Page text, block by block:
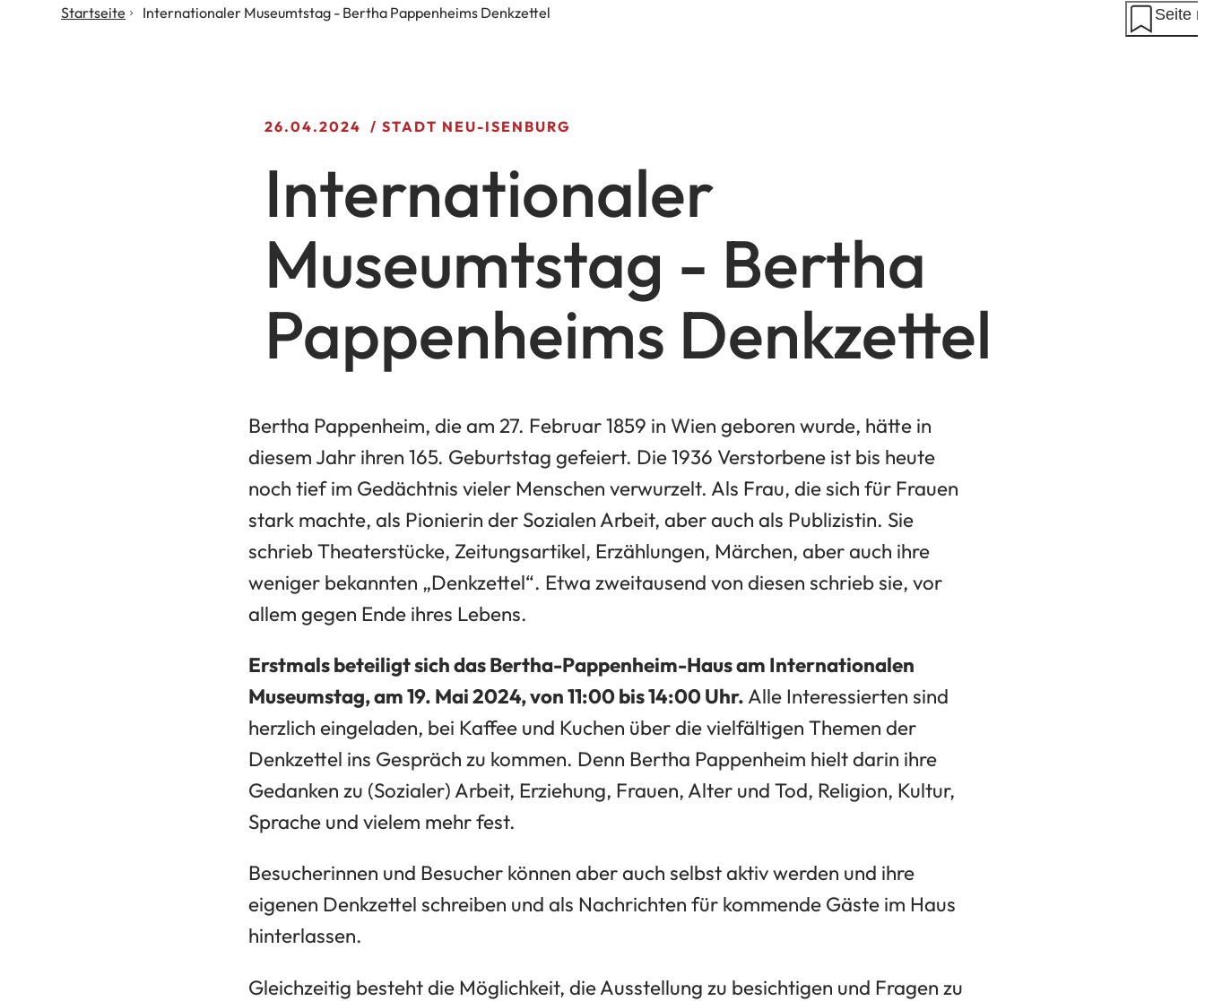
Startseite Internationaler Museumtstag - Bertha Pappenheims Denkzettel Seite
26.04.2024 STADT NEU-ISENBURG
Internationaler
Museumtstag - Bertha
Pappenheims Denkzettel
Bertha Pappenheim, die am 27. Februar 1859 in Wien geboren wurde, hätte in
diesem Jahr ihren 165. Geburtstag gefeiert. Die 1936 Verstorbene ist bis heute
noch tief im Gedächtnis vieler Menschen verwurzelt. Als Frau, die sich für Frauen
stark machte, als Pionierin der Sozialen Arbeit, aber auch als Publizistin. Sie
schrieb Theaterstücke, Zeitungsartikel, Erzählungen, Märchen, aber auch ihre
weniger bekannten „Denkzettel“. Etwa zweitausend von diesen schrieb sie, vor
allem gegen Ende ihres Lebens.
Erstmals beteiligt sich das Bertha-Pappenheim-Haus am Internationalen
Museumstag, am 19. Mai 2024, von 11:00 bis 14:00 Uhr.Alle Interessierten sind
herzlich eingeladen, bei Kaffee und Kuchen über die vielfältigen Themen der
Denkzettel ins Gespräch zu kommen. Denn Bertha Pappenheim hielt darin ihre
Gedanken zu (Sozialer) Arbeit, Erziehung, Frauen, Alter und Tod, Religion, Kultur,
Sprache und vielem mehr fest.
Besucherinnen und Besucher können aber auch selbst aktiv werden und ihre
eigenen Denkzettel schreiben und als Nachrichten für kommende Gäste im Haus
hinterlassen.
Gleichzeitig besteht die Möglichkeit, die Ausstellung zu besichtigen und Fragen zu